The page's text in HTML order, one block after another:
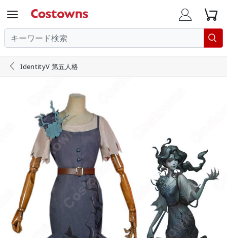
  

 IdentityV 第五人格